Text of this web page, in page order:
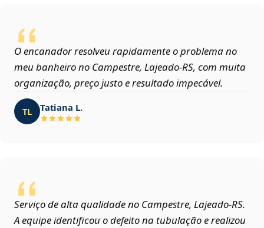
O encanador resolveu rapidamente o problema no
meu banheiro no Campestre, Lajeado‑RS, com muita
organização, preço justo e resultado impecável.
TL Tatiana L.
Serviço de alta qualidade no Campestre, Lajeado‑RS.
A equipe identificou o defeito na tubulação e realizou